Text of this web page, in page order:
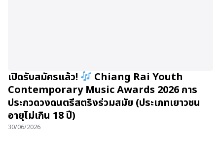
เปิดรับสมัครแล้ว!
Chiang Rai Youth
Contemporary Music Awards 2026 การ
ประกวดวงดนตรีสตริงร่วมสมัย (ประเภทเยาวชน
อายุไม่เกิน 18 ปี)
30/06/2026